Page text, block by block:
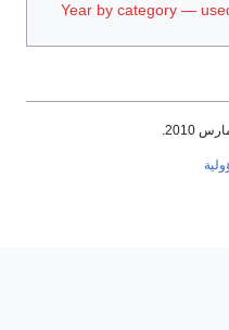
Year by category —